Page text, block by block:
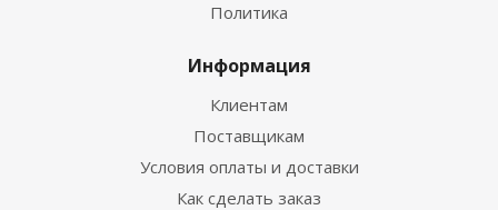
Политика
Информация
Клиентам
Поставщикам
Условия оплаты и доставки
Как сделать заказ